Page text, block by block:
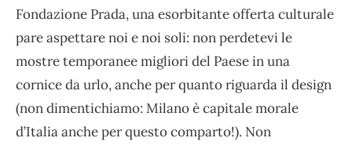
Fondazione Prada, una esorbitante offerta culturale
pare aspettare noi e noi soli: non perdetevi le
mostre temporanee migliori del Paese in una
cornice da urlo, anche per quanto riguarda il design
(non dimentichiamo: Milano è capitale morale
d’Italia anche per questo comparto!). Non